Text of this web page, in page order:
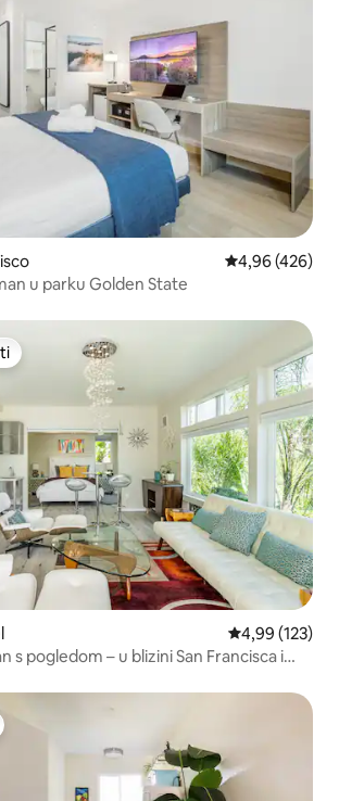
Prosječna
4,96 (426)
u parku Golden State
s oznakom „Odabrali gosti”
Prosječna
4,99 (123)
s pogledom – u blizini San Francisca i